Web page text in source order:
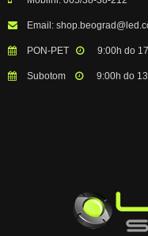
Email:
PON-PET 9:00h do
Subotom 9:00h do